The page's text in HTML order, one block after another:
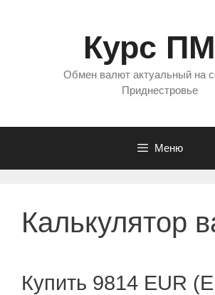
Курс
Обмен валют актуальный на
Приднестровье
Меню
Калькулятор
Купить 9814 EUR